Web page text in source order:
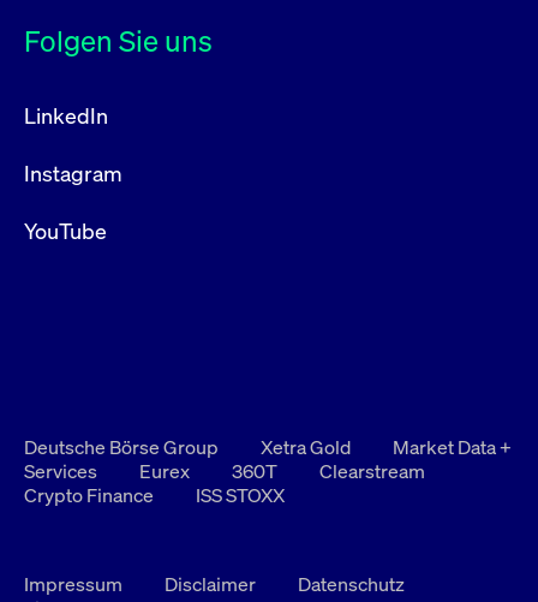
Folgen Sie uns
LinkedIn
Instagram
YouTube
Deutsche Börse Group Xetra Gold
Market Data +
Services
Eurex 360T
Clearstream
Crypto Finance
ISS STOXX
Impressum Disclaimer
Datenschutz